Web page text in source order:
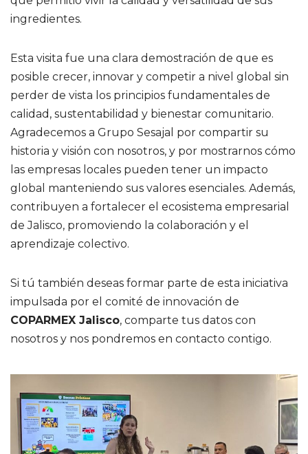
ingredientes.
Esta visita fue una clara demostración de que es
posible crecer, innovar y competir a nivel global sin
perder de vista los principios fundamentales de
calidad, sustentabilidad y bienestar comunitario.
Agradecemos a Grupo Sesajal por compartir su
historia y visión con nosotros, y por mostrarnos cómo
las empresas locales pueden tener un impacto
global manteniendo sus valores esenciales. Además,
contribuyen a fortalecer el ecosistema empresarial
de Jalisco, promoviendo la colaboración y el
aprendizaje colectivo.
Si tú también deseas formar parte de esta iniciativa
impulsada por el comité de innovación de
COPARMEX Jalisco, comparte tus datos con
nosotros y nos pondremos en contacto contigo.